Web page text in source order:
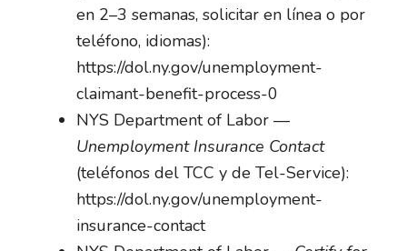
en 2–3 semanas, solicitar en línea o por
teléfono, idiomas):
https://dol.ny.gov/unemployment-
claimant-benefit-process-0
NYS Department of Labor —
Unemployment Insurance Contact
(teléfonos del TCC y de Tel-Service):
https://dol.ny.gov/unemployment-
insurance-contact